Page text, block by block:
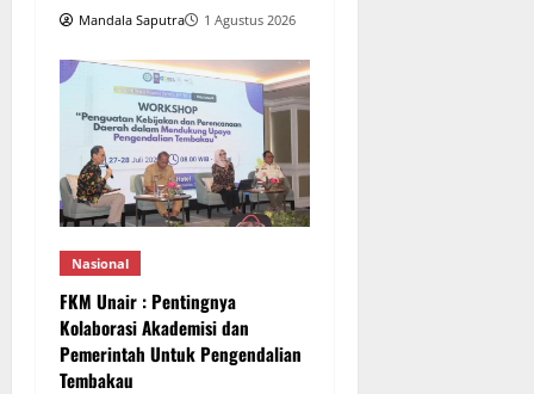
Mandala Saputra 1 Agustus 2026
Nasional
FKM Unair : Pentingnya
Kolaborasi Akademisi dan
Pemerintah Untuk Pengendalian
Tembakau